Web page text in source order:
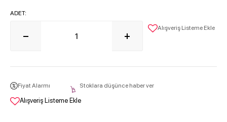
ADET:
Alışveriş Listeme Ekle
Fiyat Alarmı Stoklara düşünce haber ver
Alışveriş Listeme Ekle